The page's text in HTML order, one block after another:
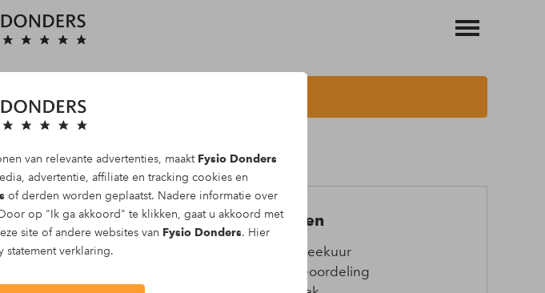
van relevante advertenties, maakt Fysio Donders
advertentie, affiliate en tracking cookies en
of derden worden geplaatst. Nadere informatie over
op "Ik ga akkoord" te klikken, gaat u akkoord met
site of andere websites van Fysio Donders. Hier
statementverklaring.
afspraak
Onze Kwaliteiten
Gratis inloopspreekuur
Hoge klantenbeoordeling